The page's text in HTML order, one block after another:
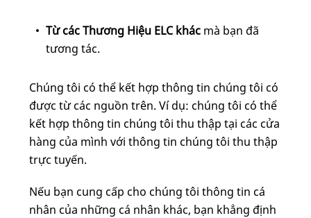
Từ các Thương Hiệu ELC khác mà bạn đã
tương tác.
Chúng tôi có thể kết hợp thông tin chúng tôi có
được từ các nguồn trên. Ví dụ: chúng tôi có thể
kết hợp thông tin chúng tôi thu thập tại các cửa
hàng của mình với thông tin chúng tôi thu thập
trực tuyến.
Nếu bạn cung cấp cho chúng tôi thông tin cá
nhân của những cá nhân khác, bạn khẳng định